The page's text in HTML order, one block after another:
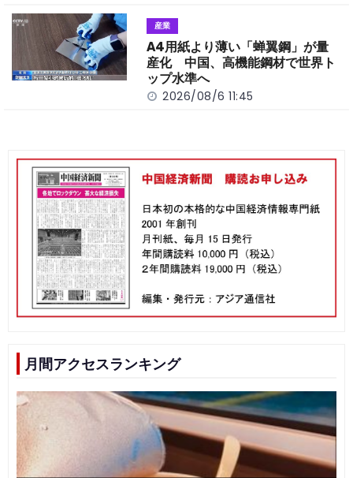
産業
A4用紙より薄い「蝉翼鋼」が量
産化 中国、高機能鋼材で世界ト
ップ水準へ
2026/08/6 11:45
月間アクセスランキング